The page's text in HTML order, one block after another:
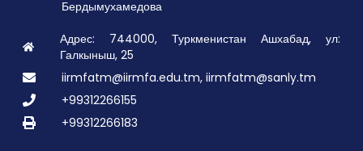
Бердымухамедова
Адрес: 744000, Туркменистан Ашхабад, ул:
Галкыныш, 25
iirmfatm@iirmfa.edu.tm, iirmfatm@sanly.tm
+99312266155
+99312266183